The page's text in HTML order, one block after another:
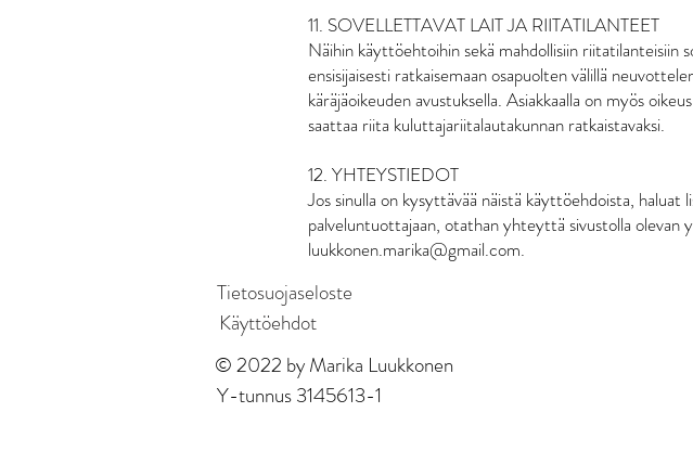
11. SOVELLETTAVAT LAIT JA RIITATILANTEET
Näihin käyttöehtoihin sekä mahdollisiin riitatilanteisiin
ensisijaisesti ratkaisemaan osapuolten välillä
käräjäoikeuden avustuksella. Asiakkaalla on myös
saattaa riita kuluttajariitalautakunnan ratkaistavaksi.
12. YHTEYSTIEDOT
Jos sinulla on kysyttävää näistä käyttöehdoista,
palveluntuottajaan, otathan yhteyttä sivustolla
luukkonen.marika@gmail.com.
Tietosuojaseloste
Käyttöehdot
© 2022 by Marika Luukkonen
Y-tunnus 3145613-1